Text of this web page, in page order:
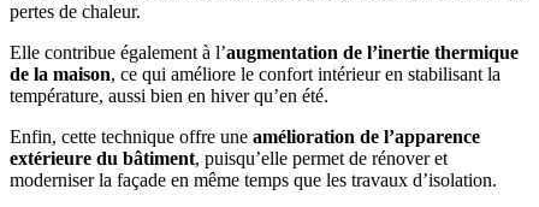
pertes de chaleur.
Elle contribue également à l’augmentation de l’inertie thermique
de la maison, ce qui améliore le confort intérieur en stabilisant la
température, aussi bien en hiver qu’en été.
Enfin, cette technique offre une amélioration de l’apparence
extérieure du bâtiment, puisqu’elle permet de rénover et
moderniser la façade en même temps que les travaux d’isolation.